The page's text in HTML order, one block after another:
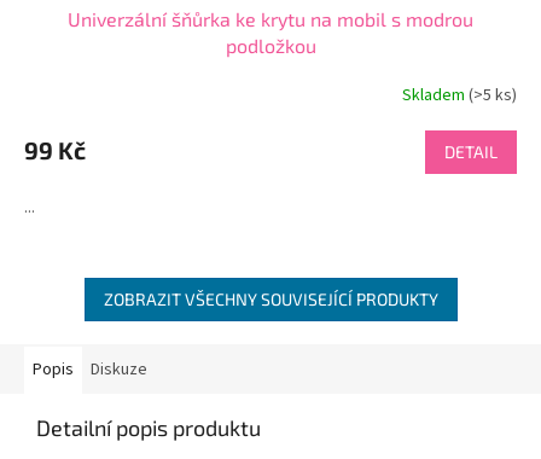
Univerzální šňůrka ke krytu na mobil s modrou
podložkou
produktu
je
z
Skladem(>5 ks)
99 Kč DETAIL
...
ZOBRAZIT VŠECHNY SOUVISEJÍCÍ PRODUKTY
Popis Diskuze
Detailní popis produktu